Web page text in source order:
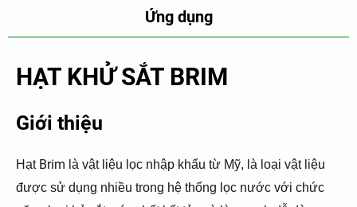
Ứng dụng
HẠT KHỬ SẮT BRIM
Giới thiệu
HạtBrim là vật liệu lọc nhập khẩu từ Mỹ, là loại vật liệu
được sử dụng nhiều trong hệ thống lọc nước với chức